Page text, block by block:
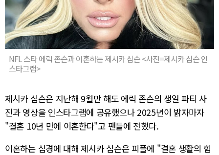
NFL 스타 에릭 존슨과 이혼하는 제시카 심슨 <사진=제시카 심슨 인
스타그램>
제시카 심슨은 지난해 9월만 해도 에릭 존슨의 생일 파티 사
진과 영상을 인스타그램에 공유했으나 2025년이 밝자마자
"결혼 10년 만에 이혼한다"고 팬들에 전했다.
이혼하는 심경에 대해 제시카 심슨은 피플에 "결혼 생활의 힘